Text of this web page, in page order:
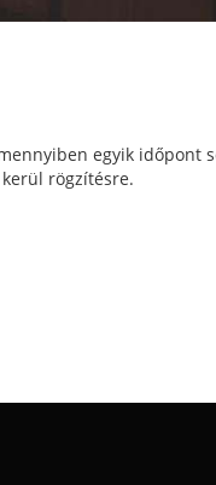
egyik időpont
rögzítésre.